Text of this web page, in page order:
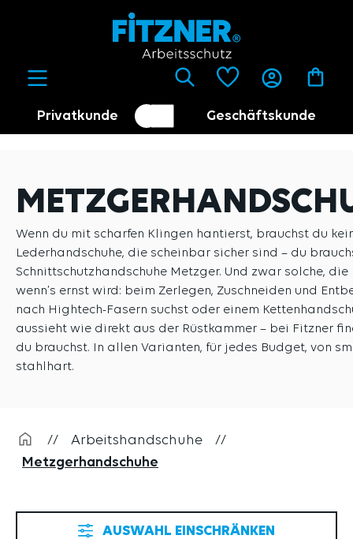
Privatkunde
Kundenumschalter
Geschäftskunde
Händler
Wenn du mit scharfen Klingen hantierst, brauchst du
Lederhandschuhe, die scheinbar sicher sind – du
Schnittschutzhandschuhe Metzger. Und zwar solche, die
wenn’s ernst wird: beim Zerlegen, Zuschneiden und
nach Hightech-Fasern suchst oder einem
aussieht wie direkt aus der Rüstkammer – bei Fitzner
du brauchst. In allen Varianten, für jedes Budget, von
stahlhart.
// Arbeitshandschuhe
//
Metzgerhandschuhe
AUSWAHL EINSCHRÄNKEN